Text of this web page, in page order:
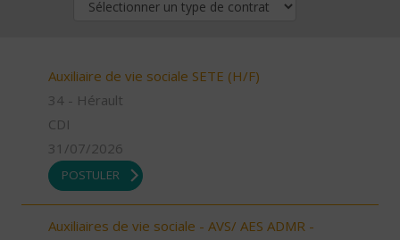
Auxiliaire de vie sociale SETE (H/F)
34 - Hérault
CDI
31/07/2026
POSTULER
Auxiliaires de vie sociale - AVS/ AES ADMR -